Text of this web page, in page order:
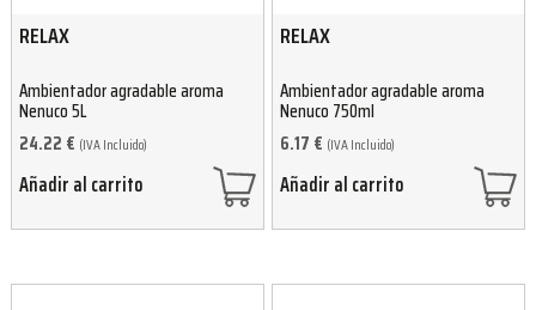
RELAX
Ambientador agradable aroma
Nenuco 5L
24.22 € (IVA Incluido)
Añadir al carrito
RELAX
Ambientador agradable aroma
Nenuco 750ml
6.17 € (IVA Incluido)
Añadir al carrito